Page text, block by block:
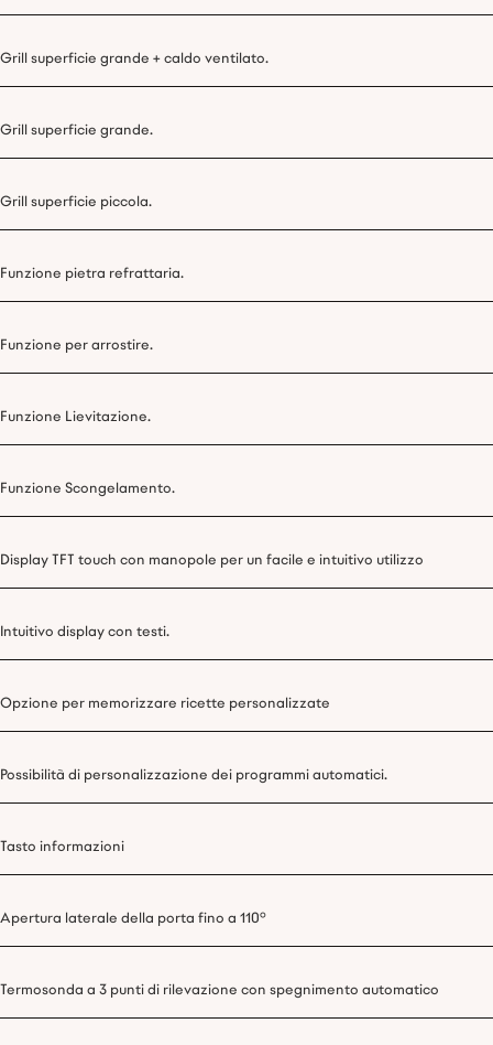
Grill superficie grande + caldo ventilato.
Grill superficie grande.
Grill superficie piccola.
Funzione pietra refrattaria.
Funzione per arrostire.
Funzione Lievitazione.
Funzione Scongelamento.
Display TFT touch con manopole per un facile e intuitivo utilizzo
Intuitivo display con testi.
Opzione per memorizzare ricette personalizzate
Possibilità di personalizzazione dei programmi automatici.
Tasto informazioni
Apertura laterale della porta fino a 110°
Termosonda a 3 punti di rilevazione con spegnimento automatico